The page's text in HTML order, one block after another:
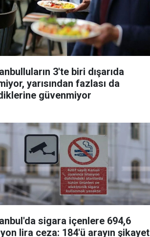
3'te biri dışarıda
yarısından fazlası da
güvenmiyor
sigara içenlere 694,6
lira ceza: 184'ü arayın şikayet